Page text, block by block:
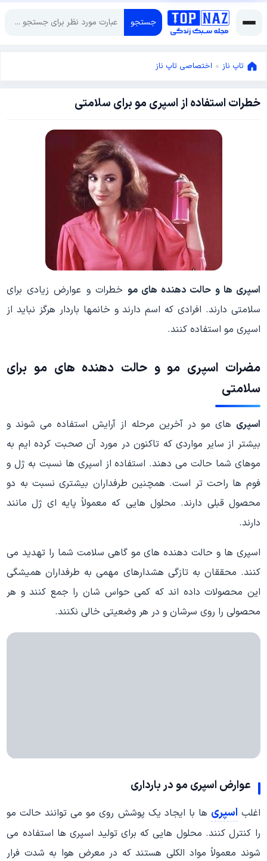
جستجو
تاپ ناز » اختصاصی تاپ ناز
خطرات استفاده از اسپری مو برای سلامتی
دسامبر
دسامبر
اسپری ها و حالت دهنده های مو خطرات و عوارض زیادی برای
سلامتی دارند. افرادی که اسم دارند و خانمها باردار هرگز نباید از
اسپری مو استفاده کنند.
مضرات اسپری مو و حالت دهنده های مو برای
سلامتی
اسپری های مو در آخرین مرحله از آرایش استفاده می شوند و
بیشتر از سایر مواردی که تاکنون در مورد آن صحبت کرده ایم به
موهای شما حالت می دهند. استفاده از اسپری ها نسبت به ژل و
فوم ها راحت تر است. همچنین طرفداران بیشتری نسبت به دو
محصول قبلی دارند. محلول هایی که معمولاً پایه ای ژل مانند
دارند.
اسپری ها و حالت دهنده های مو گاهی سلامت شما را تهدید می
کنند. محققان به تازگی هشدارهای مهمی به طرفداران همیشگی
این محصولات داده اند که کمی حواس شان را جمع کنند و هر
محصولی را روی سرشان و در هر وضعیتی خالی نکنند.
عوارض اسپری مو دربارداری
اغلب اسپری ها با ایجاد یک پوشش روی مو می توانند حالت مو
را کنترل کنند. محلول هایی که برای تولید اسپری ها استفاده می
شوند معمولاً مواد الکلی هستند که در معرض هوا به شدت فرار